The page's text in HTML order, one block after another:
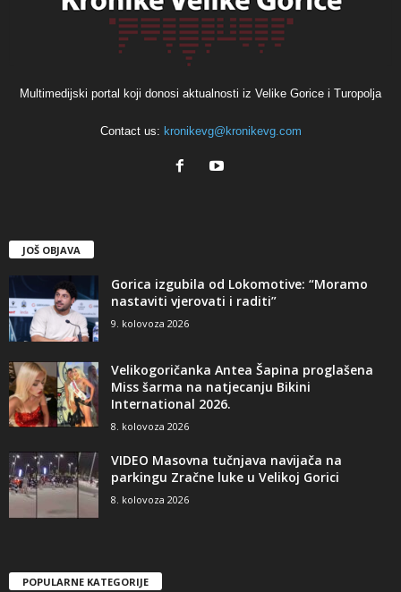
Multimedijski portal koji donosi aktualnosti iz Velike Gorice i Turopolja
Contact us: kronikevg@kronikevg.com
JOŠ OBJAVA
Gorica izgubila od Lokomotive: “Moramo
nastaviti vjerovati i raditi”
9. kolovoza 2026
Velikogoričanka Antea Šapina proglašena
Miss šarma na natjecanju Bikini
International 2026.
8. kolovoza 2026
VIDEO Masovna tučnjava navijača na
parkingu Zračne luke u Velikoj Gorici
8. kolovoza 2026
POPULARNE KATEGORIJE